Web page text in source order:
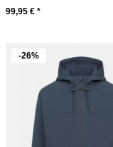
99,95 € *
-26%